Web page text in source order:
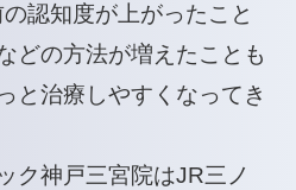
認知度が上がったこと
どの方法が増えたことも
と治療しやすくなってき
ク神戸三宮院はJR三ノ